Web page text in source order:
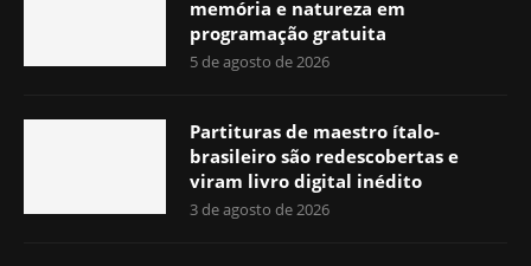
memória e natureza em
programação gratuita
5 de agosto de 2026
Partituras de maestro ítalo-
brasileiro são redescobertas e
viram livro digital inédito
3 de agosto de 2026